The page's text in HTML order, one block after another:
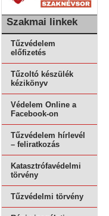
Szakmai linkek
Tűzvédelem
előfizetés
Tűzoltó készülék
kézikönyv
Védelem Online a
Facebook-on
Tűzvédelem hírlevél
– feliratkozás
Katasztrófavédelmi
törvény
Tűzvédelmi törvény